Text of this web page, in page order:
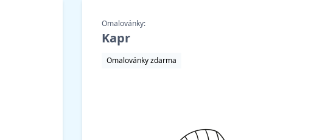
Omalovánky:
Kapr
Omalovánky zdarma